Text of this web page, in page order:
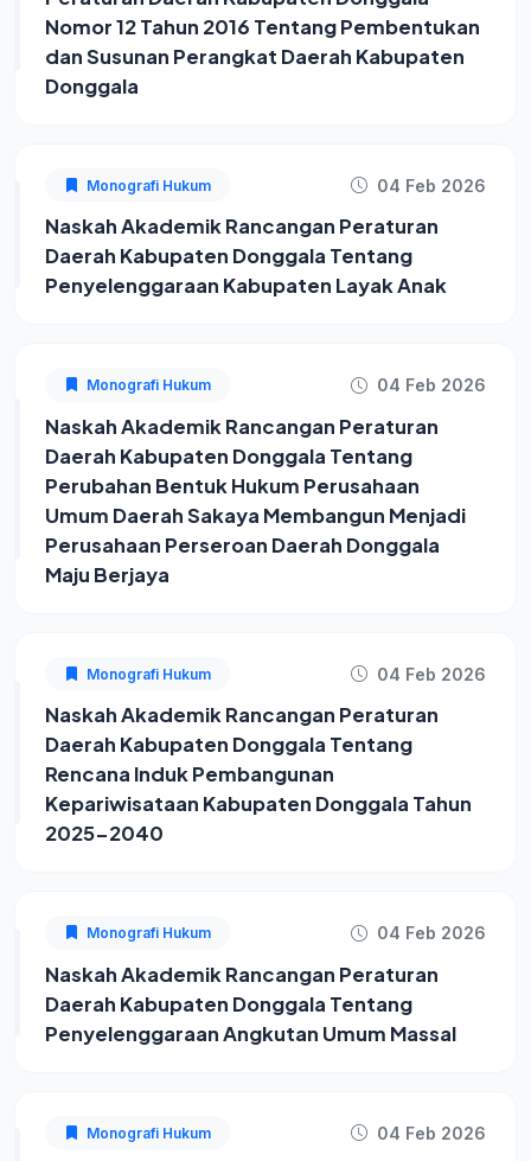
Nomor 12 Tahun 2016 Tentang Pembentukan
dan Susunan Perangkat Daerah Kabupaten
Donggala
Monografi Hukum 04 Feb 2026
Naskah Akademik Rancangan Peraturan
Daerah Kabupaten Donggala Tentang
Penyelenggaraan Kabupaten Layak Anak
Monografi Hukum 04 Feb 2026
Naskah Akademik Rancangan Peraturan
Daerah Kabupaten Donggala Tentang
Perubahan Bentuk Hukum Perusahaan
Umum Daerah Sakaya Membangun Menjadi
Perusahaan Perseroan Daerah Donggala
Maju Berjaya
Monografi Hukum 04 Feb 2026
Naskah Akademik Rancangan Peraturan
Daerah Kabupaten Donggala Tentang
Rencana Induk Pembangunan
Kepariwisataan Kabupaten Donggala Tahun
2025-2040
Monografi Hukum 04 Feb 2026
Naskah Akademik Rancangan Peraturan
Daerah Kabupaten Donggala Tentang
Penyelenggaraan Angkutan Umum Massal
Monografi Hukum 04 Feb 2026